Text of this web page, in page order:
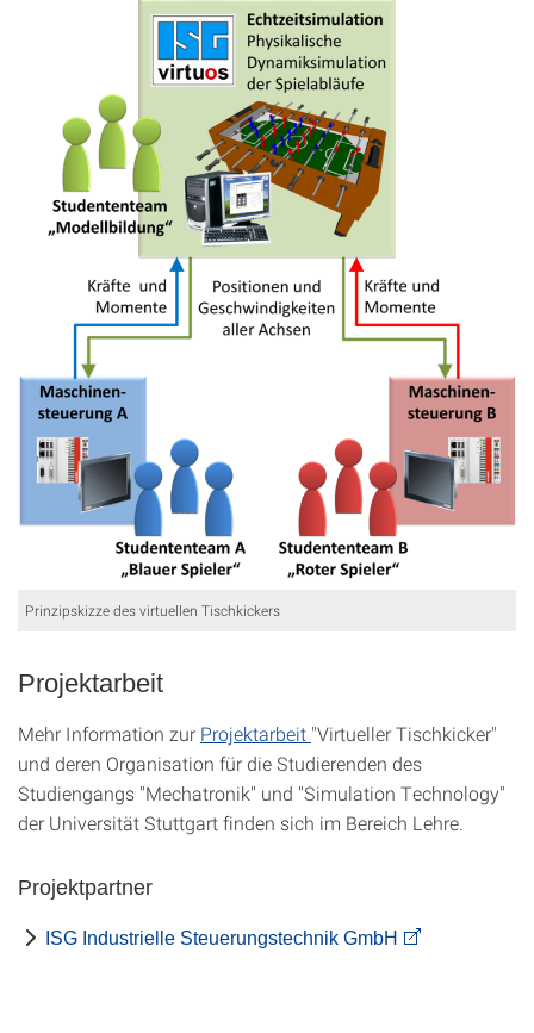
Prinzipskizze des virtuellen Tischkickers
Projektarbeit
Mehr Information zur Projektarbeit "Virtueller Tischkicker"
und deren Organisation für die Studierenden des
Studiengangs "Mechatronik" und "Simulation Technology"
der Universität Stuttgart finden sich im Bereich Lehre.
Projektpartner
ISG Industrielle Steuerungstechnik GmbH